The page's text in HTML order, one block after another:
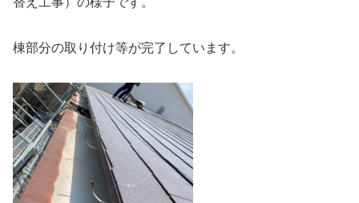
棟部分の取り付け等が完了しています。